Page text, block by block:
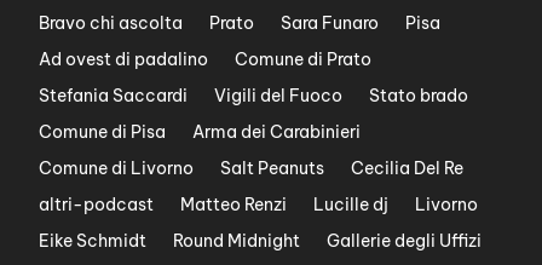
Bravo chi ascolta
Prato Sara Funaro
Pisa
Ad ovest di padalino
Comune di Prato
Stefania Saccardi
Vigili del Fuoco
Stato brado
Comune di Pisa
Arma dei Carabinieri
Comune di Livorno
Salt Peanuts
Cecilia Del Re
altri-podcast
Matteo Renzi Lucille dj
Livorno
Eike Schmidt
Round Midnight
Gallerie degli Uffizi